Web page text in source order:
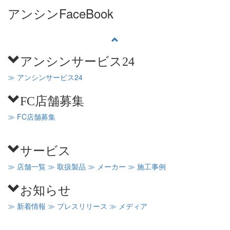
アンシンFaceBook
アンシンサービス24
≫ アンシンサービス24
FC店舗募集
≫ FC店舗募集
サービス
≫ 店舗一覧 ≫ 取扱製品 ≫ メーカー ≫ 施工事例
お知らせ
≫ 新着情報 ≫ プレスリリース ≫ メディア